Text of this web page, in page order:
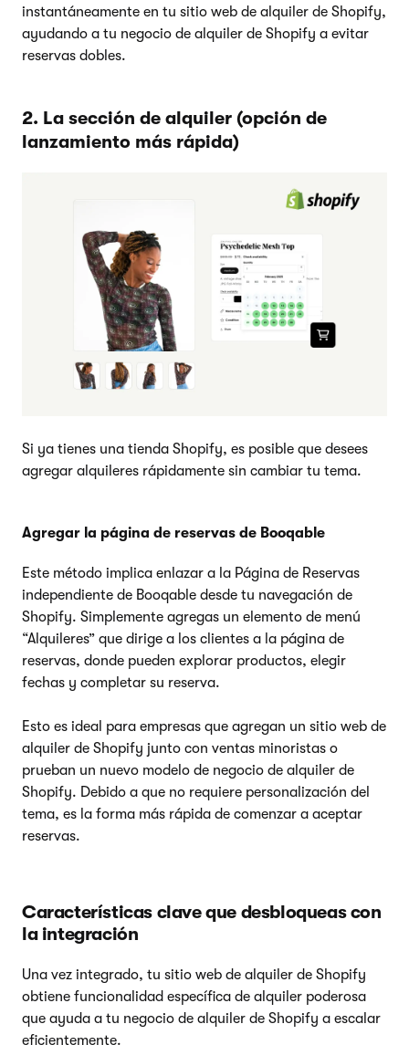
instantáneamente en tu sitio web de alquiler de Shopify,
ayudando a tu negocio de alquiler de Shopify a evitar
reservas dobles.
2. La sección de alquiler (opción de
lanzamiento más rápida)
Si ya tienes una tienda Shopify, es posible que desees
agregar alquileres rápidamente sin cambiar tu tema.
Agregar la página de reservas de Booqable
Este método implica enlazar a la Página de Reservas
independiente de Booqable desde tu navegación de
Shopify. Simplemente agregas un elemento de menú
“Alquileres” que dirige a los clientes a la página de
reservas, donde pueden explorar productos, elegir
fechas y completar su reserva.
Esto es ideal para empresas que agregan un sitio web de
alquiler de Shopify junto con ventas minoristas o
prueban un nuevo modelo de negocio de alquiler de
Shopify. Debido a que no requiere personalización del
tema, es la forma más rápida de comenzar a aceptar
reservas.
Características clave que desbloqueas con
la integración
Una vez integrado, tu sitio web de alquiler de Shopify
obtiene funcionalidad específica de alquiler poderosa
que ayuda a tu negocio de alquiler de Shopify a escalar
eficientemente.